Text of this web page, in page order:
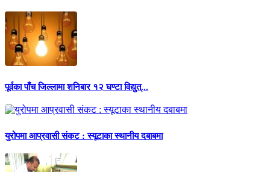
पूर्वका पाँच जिल्लामा शनिबार १२ घण्टा विद्युत्...
युरोपमा आप्रवासी संकट : स्यूटाका स्थानीय दबाबमा